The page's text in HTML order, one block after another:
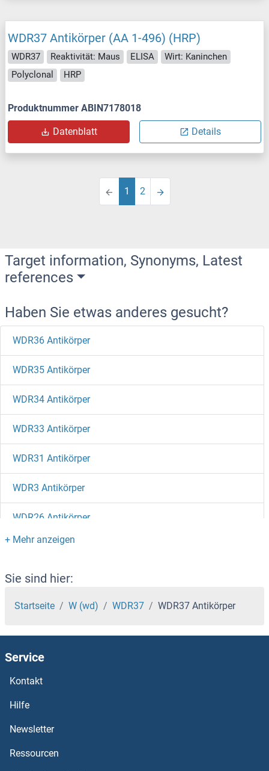
WDR37 Antikörper (AA 1-496) (HRP)
WDR37 Reaktivität: Maus ELISA
Wirt: Kaninchen
Polyclonal
HRP
Produktnummer ABIN7178018
Datenblatt Details
1 2
Target information, Synonyms, Latest
references
Haben Sie etwas anderes gesucht?
WDR36 Antikörper
WDR35 Antikörper
WDR34 Antikörper
WDR33 Antikörper
WDR31 Antikörper
WDR3 Antikörper
WDR26 Antikörper
WDR20 Antikörper
WDR19 Antikörper
WDR18 Antikörper
WDR16 Antikörper
WDR13 Antikörper
WDR11 Antikörper
WDPCP Antikörper
Sie sind hier:
Startseite W (wd) WDR37 WDR37 Antikörper
Service
Kontakt
Hilfe
Newsletter
Ressourcen